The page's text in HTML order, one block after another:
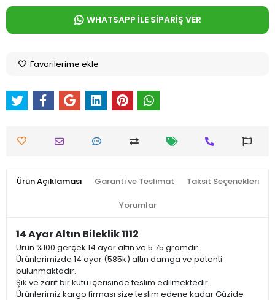
WHATSAPP İLE SİPARİŞ VER
Favorilerime ekle
Ürün Açıklaması Garanti ve Teslimat Taksit Seçenekleri
Yorumlar
14 Ayar Altın Bileklik 1112
Ürün %100 gerçek 14 ayar altın ve 5.75 gramdır.
Ürünlerimizde 14 ayar (585k) altın damga ve patenti
bulunmaktadır.
Şık ve zarif bir kutu içerisinde teslim edilmektedir.
Ürünlerimiz kargo firması size teslim edene kadar Güzide